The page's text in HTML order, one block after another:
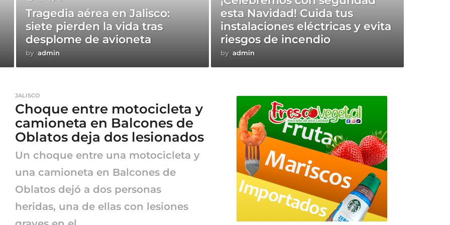
Tragedia aérea en Jalisco:
siete pierden la vida tras
desplome de avioneta
by admin
esta Navidad! Cuida tus
instalaciones eléctricas y evita
riesgos de incendio
by admin
JALISCO
Choque entre motocicleta y
camioneta en Balcones de
Oblatos deja dos lesionados
Un choque entre una motocicleta y
una camioneta en Balcones de
Oblatos dejó a dos personas
heridas, una de ellas con lesiones